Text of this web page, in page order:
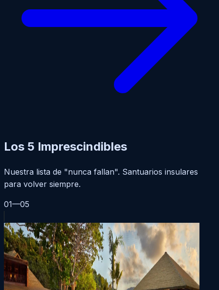
Los 5 Imprescindibles
Nuestra lista de "nunca fallan". Santuarios insulares
para volver siempre.
01—05